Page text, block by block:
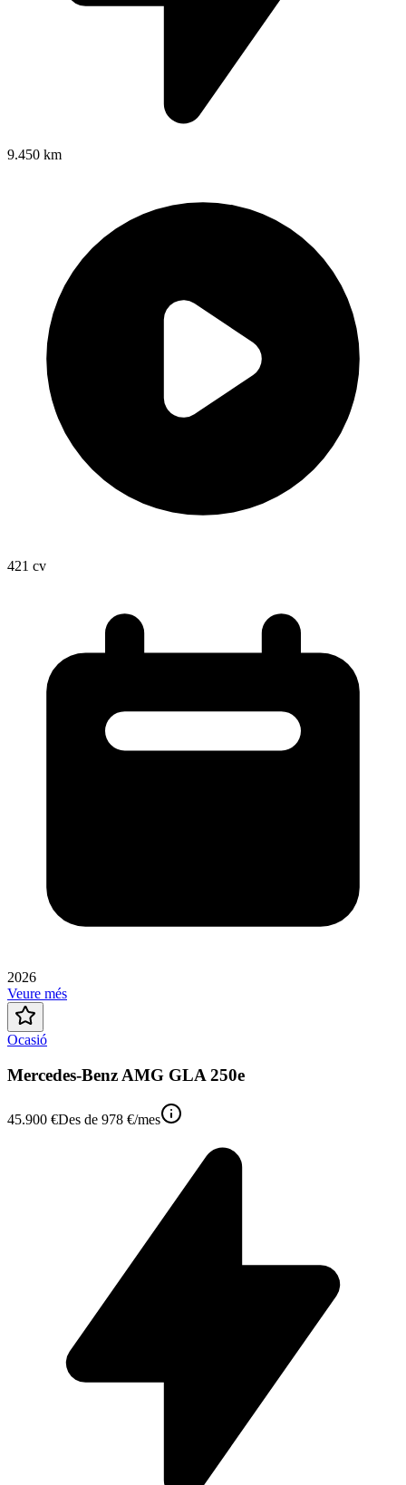
9.450 km
421 cv
2026
Veure més
Ocasió
Mercedes-Benz AMG GLA 250e
45.900 €Des de 978 €/mes